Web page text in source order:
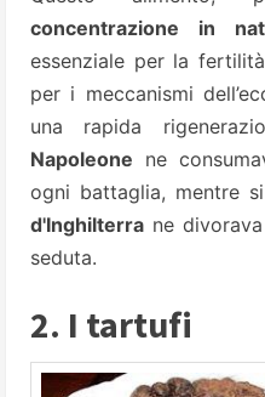
concentrazione in
essenziale per la
per i meccanismi
una rapida
Napoleone ne
ogni battaglia, mentre
d'Inghilterra ne
seduta.
2. I tartufi